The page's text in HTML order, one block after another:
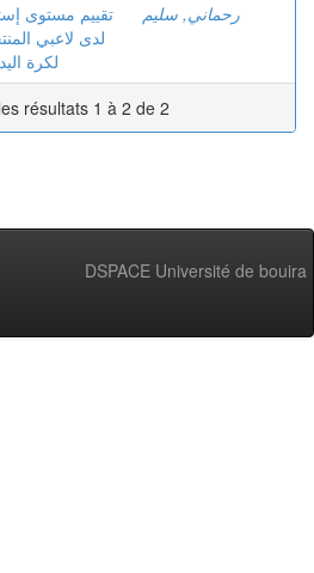
تقييم مستوى
لدى لاعبي
لكرة
رحماني, سليم
résultats 1 à 2 de 2
DSPACE Université de bouira